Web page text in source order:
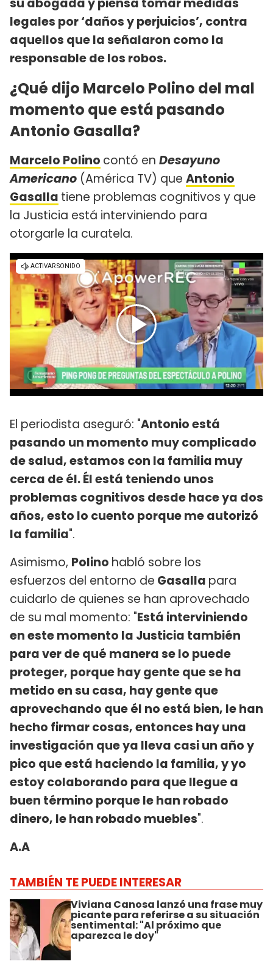
su abogada y piensa tomar medidas
legales por ‘daños y perjuicios’, contra
aquellos que la señalaron como la
responsable de los robos.
¿Qué dijo Marcelo Polino del mal
momento que está pasando
Antonio Gasalla?
Marcelo Polino contó en Desayuno
Americano (América TV) que Antonio
Gasalla tiene problemas cognitivos y que
la Justicia está interviniendo para
otorgarle la curatela.
El periodista aseguró: "Antonio está
pasando un momento muy complicado
de salud, estamos con la familia muy
cerca de él. Él está teniendo unos
problemas cognitivos desde hace ya dos
años, esto lo cuento porque me autorizó
la familia".
Asimismo, Polino habló sobre los
esfuerzos del entorno de Gasalla para
cuidarlo de quienes se han aprovechado
de su mal momento: "Está interviniendo
en este momento la Justicia también
para ver de qué manera se lo puede
proteger, porque hay gente que se ha
metido en su casa, hay gente que
aprovechando que él no está bien, le han
hecho firmar cosas, entonces hay una
investigación que ya lleva casi un año y
pico que está haciendo la familia, y yo
estoy colaborando para que llegue a
buen término porque le han robado
dinero, le han robado muebles".
A.A
TAMBIÉN TE PUEDE INTERESAR
Viviana Canosa lanzó una frase muy
picante para referirse a su situación
sentimental: "Al próximo que
aparezca le doy"